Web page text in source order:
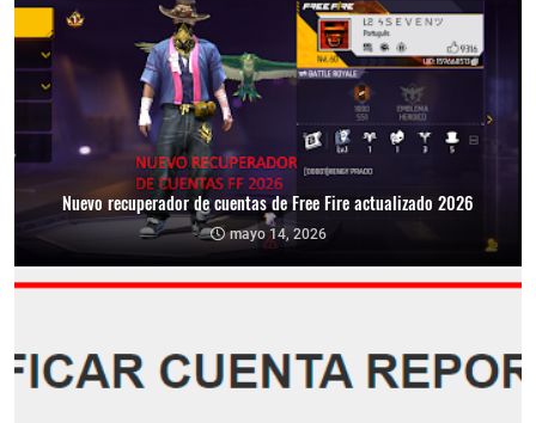
Nuevo recuperador de cuentas de Free Fire actualizado 2026
mayo 14, 2026